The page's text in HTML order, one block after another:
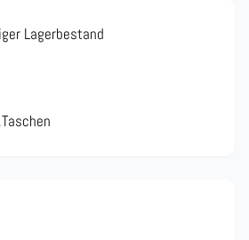
Lagerbestand
Taschen